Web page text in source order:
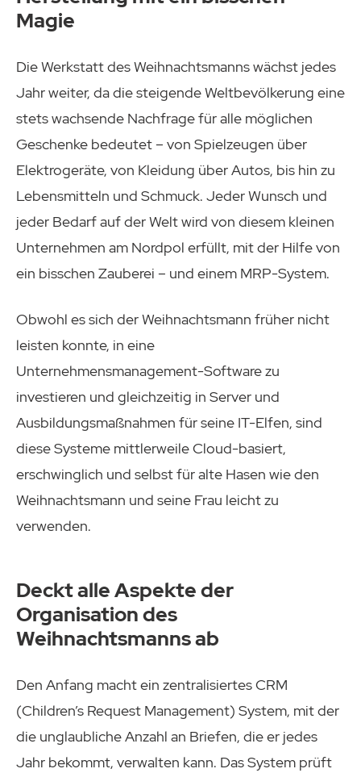
Magie
Die Werkstatt des Weihnachtsmanns wächst jedes
Jahr weiter, da die steigende Weltbevölkerung eine
stets wachsende Nachfrage für alle möglichen
Geschenke bedeutet – von Spielzeugen über
Elektrogeräte, von Kleidung über Autos, bis hin zu
Lebensmitteln und Schmuck. Jeder Wunsch und
jeder Bedarf auf der Welt wird von diesem kleinen
Unternehmen am Nordpol erfüllt, mit der Hilfe von
ein bisschen Zauberei – und einem MRP-System.
Obwohl es sich der Weihnachtsmann früher nicht
leisten konnte, in eine
Unternehmensmanagement-Software zu
investieren und gleichzeitig in Server und
Ausbildungsmaßnahmen für seine IT-Elfen, sind
diese Systeme mittlerweile Cloud-basiert,
erschwinglich und selbst für alte Hasen wie den
Weihnachtsmann und seine Frau leicht zu
verwenden.
Deckt alle Aspekte der
Organisation des
Weihnachtsmanns ab
Den Anfang macht ein zentralisiertes CRM
(Children’s Request Management) System, mit der
die unglaubliche Anzahl an Briefen, die er jedes
Jahr bekommt, verwalten kann. Das System prüft